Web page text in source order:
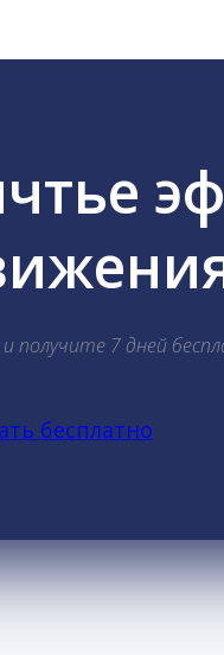
получите 7 дней
бесплатно